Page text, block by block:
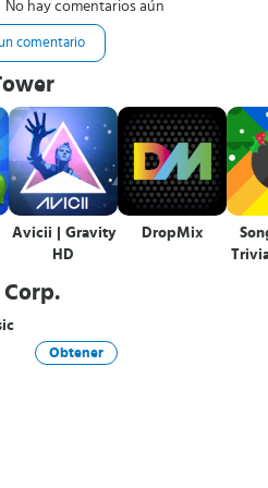
No hay comentarios aún
comentario
Avicii | Gravity
HD
DropMix
Corp.
Obtener